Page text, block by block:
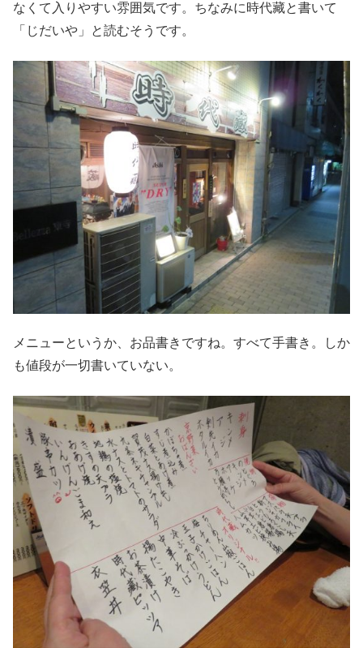
なくて入りやすい雰囲気です。ちなみに時代藏と書いて
「じだいや」と読むそうです。
メニューというか、お品書きですね。すべて手書き。しか
も値段が一切書いていない。